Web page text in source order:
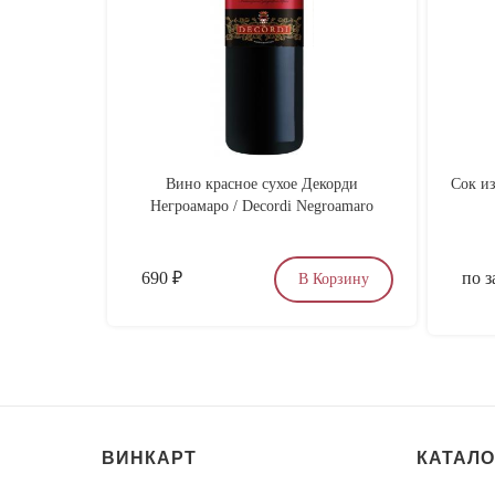
Вино красное сухое Декорди
Негроамаро / Decordi Negroamaro
690 ₽ В Корзину
Сок
по
ВИНКАРТ